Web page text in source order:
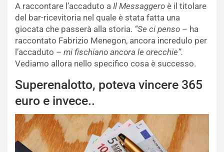
A raccontare l’accaduto a Il Messaggero è il titolare
del bar-ricevitoria nel quale è stata fatta una
giocata che passerà alla storia. “Se ci penso – ha
raccontato Fabrizio Menegon, ancora incredulo per
l’accaduto – mi fischiano ancora le orecchie”.
Vediamo allora nello specifico cosa è successo.
Superenalotto, poteva vincere 365
euro e invece..